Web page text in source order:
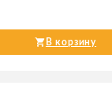
В корзину